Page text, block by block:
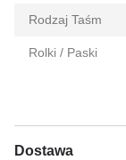
Rodzaj Taśm
Rolki / Paski
Dostawa